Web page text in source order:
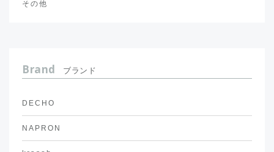
その他
Brand ブランド
DECHO
NAPRON